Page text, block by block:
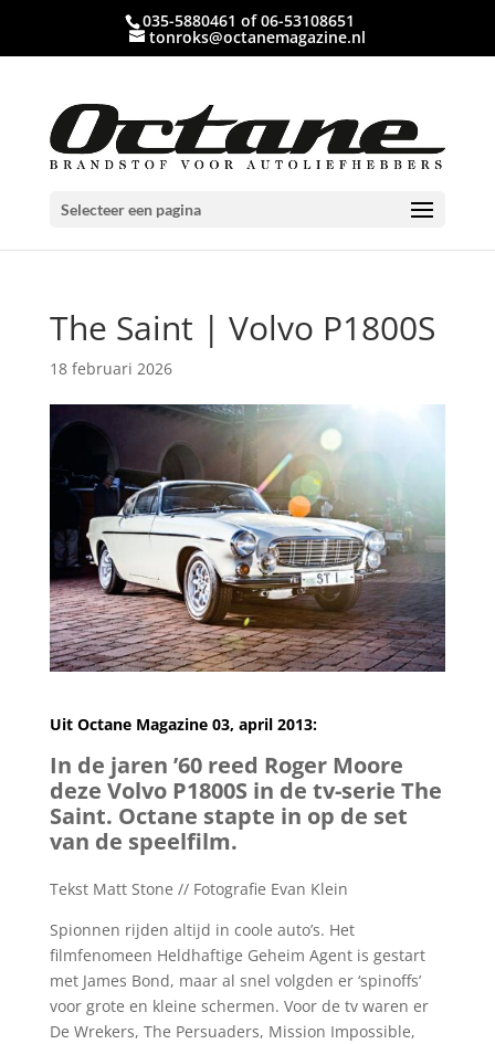
035-5880461 of 06-53108651
tonroks@octanemagazine.nl
Selecteer een pagina
The Saint | Volvo P1800S
18 februari 2026
Uit Octane Magazine 03, april 2013:
In de jaren ’60 reed Roger Moore
deze Volvo P1800S in de tv-serie The
Saint. Octane stapte in op de set
van de speelfilm.
Tekst Matt Stone // Fotografie Evan Klein
Spionnen rijden altijd in coole auto’s. Het
filmfenomeen Heldhaftige Geheim Agent is gestart
met James Bond, maar al snel volgden er ‘spinoffs’
voor grote en kleine schermen. Voor de tv waren er
De Wrekers, The Persuaders, Mission Impossible,